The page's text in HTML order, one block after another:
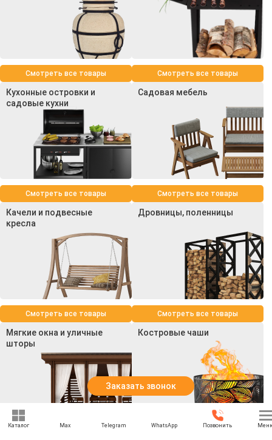
Смотреть все товары Смотреть все товары
Кухонные островки и
садовые кухни
Смотреть все товары
Садовая мебель
Смотреть все товары
Качели и подвесные
кресла
Смотреть все товары
Дровницы, поленницы
Смотреть все товары
Мягкие окна и уличные
шторы
Костровые чаши
Заказать звонок
Каталог Max Telegram WhatsApp Позвонить